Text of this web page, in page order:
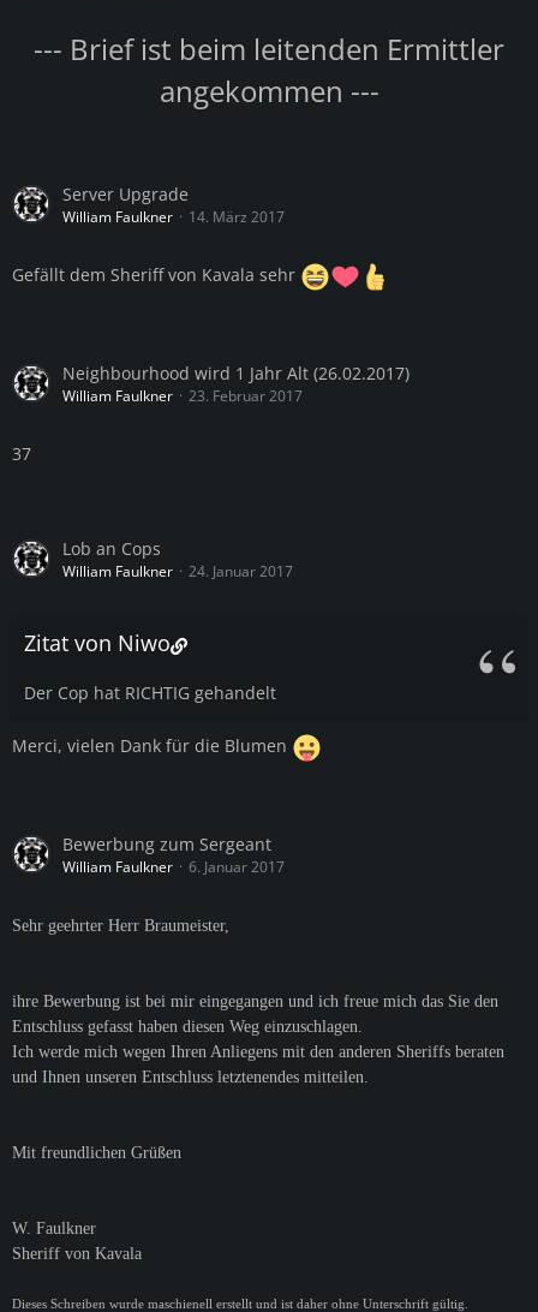
--- Brief ist beim leitenden Ermittler
angekommen ---
Server Upgrade
William Faulkner 14. März 2017
Gefällt dem Sheriff von Kavala sehr
Neighbourhood wird 1 Jahr Alt (26.02.2017)
William Faulkner 23. Februar 2017
37
Lob an Cops
William Faulkner 24. Januar 2017
Zitat von Niwo
Der Cop hat RICHTIG gehandelt
Merci, vielen Dank für die Blumen
Bewerbung zum Sergeant
William Faulkner 6. Januar 2017
Sehr geehrter Herr Braumeister,
ihre Bewerbung ist bei mir eingegangen und ich freue mich das Sie den
Entschluss gefasst haben diesen Weg einzuschlagen.
Ich werde mich wegen Ihren Anliegens mit den anderen Sheriffs beraten
und Ihnen unseren Entschluss letztenendes mitteilen.
Mit freundlichen Grüßen
W. Faulkner
Sheriff von Kavala
Dieses Schreiben wurde maschienell erstellt und ist daher ohne Unterschrift gültig.